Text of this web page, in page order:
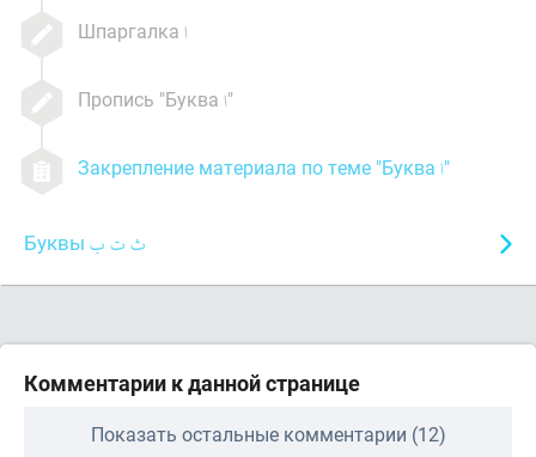
Шпаргалка
Пропись "Буква "
Закрепление материала по теме "Буква "
Буквы
Комментарии к данной странице
Показать остальные комментарии (12)